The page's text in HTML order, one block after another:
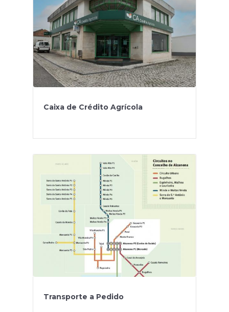
Caixa de Crédito Agrícola
Transporte a Pedido